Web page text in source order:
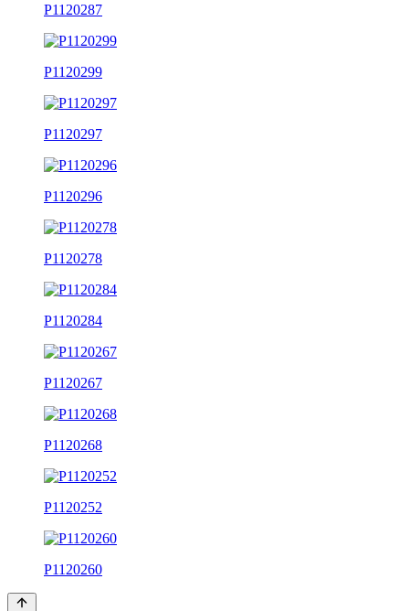
P1120287
P1120299
P1120297
P1120296
P1120278
P1120284
P1120267
P1120268
P1120252
P1120260